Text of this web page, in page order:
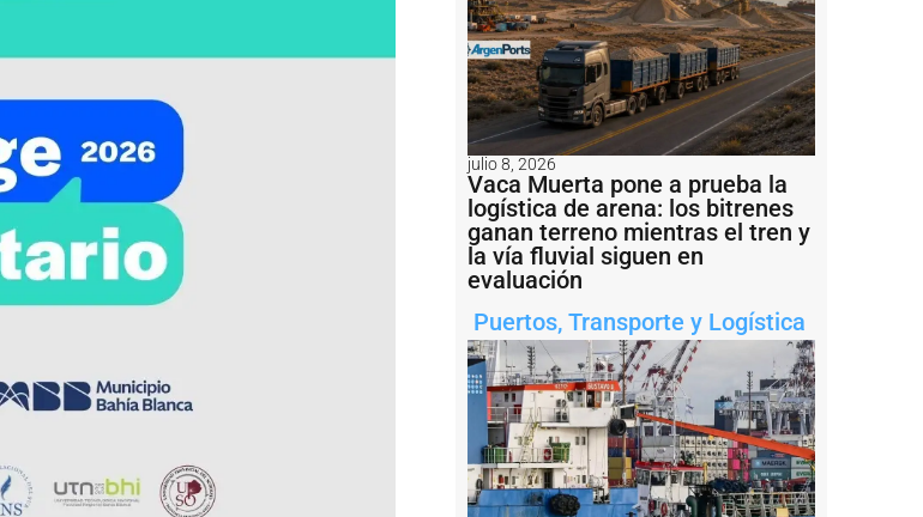
julio 8, 2026
Vaca Muerta pone a prueba la
logística de arena: los bitrenes
ganan terreno mientras el tren y
la vía fluvial siguen en
evaluación
Puertos, Transporte y Logística